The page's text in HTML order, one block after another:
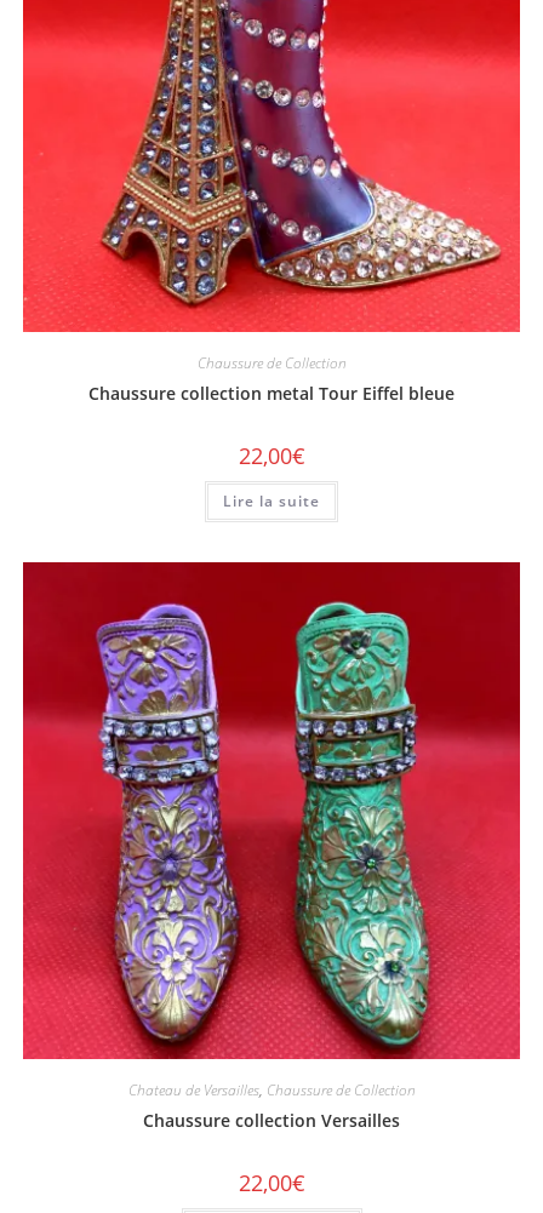
Chaussure de Collection
Chaussure collection metal Tour Eiffel bleue
22,00€
Lire la suite
Chateau de Versailles, Chaussure de Collection
Chaussure collection Versailles
22,00€